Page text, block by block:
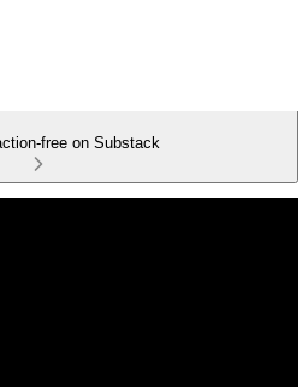
free on Substack